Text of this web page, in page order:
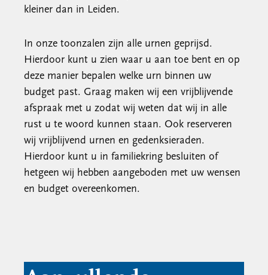
kleiner dan in Leiden.
In onze toonzalen zijn alle urnen geprijsd.
Hierdoor kunt u zien waar u aan toe bent en op
deze manier bepalen welke urn binnen uw
budget past. Graag maken wij een vrijblijvende
afspraak met u zodat wij weten dat wij in alle
rust u te woord kunnen staan. Ook reserveren
wij vrijblijvend urnen en gedenksieraden.
Hierdoor kunt u in familiekring besluiten of
hetgeen wij hebben aangeboden met uw wensen
en budget overeenkomen.